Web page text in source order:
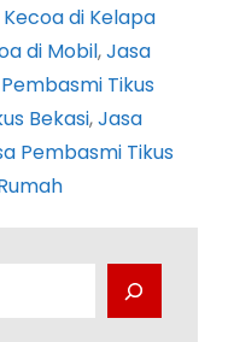
di Kelapa
di Mobil, Jasa
Tikus
Bekasi, Jasa
Pembasmi Tikus